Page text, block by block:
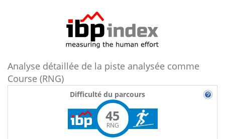
Analyse détaillée de la piste analysée comme
Course (RNG)
Difficulté du parcours
45
RNG